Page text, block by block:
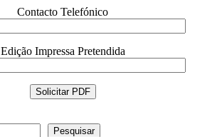
Contacto Telefónico
Edição Impressa Pretendida
Pesquisar